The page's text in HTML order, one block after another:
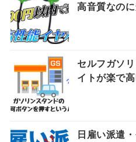
高音質なの
セルフガソ
イトが楽で
日雇い派遣